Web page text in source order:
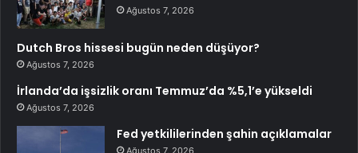
Ağustos 7, 2026
Dutch Bros hissesi bugün neden düşüyor?
Ağustos 7, 2026
İrlanda’da işsizlik oranı Temmuz’da %5,1’e yükseldi
Ağustos 7, 2026
Fed yetkililerinden şahin açıklamalar
Ağustos 7, 2026